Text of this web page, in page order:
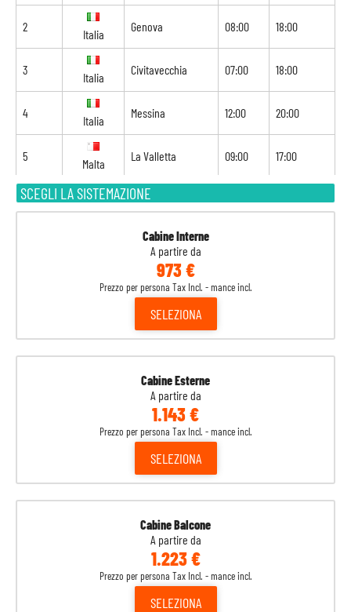
SCEGLI LA SISTEMAZIONE
Cabine Interne
A partire da
973 €
Prezzo per persona Tax Incl. - mance incl.
SELEZIONA
Cabine Esterne
A partire da
1.143 €
Prezzo per persona Tax Incl. - mance incl.
SELEZIONA
Cabine Balcone
A partire da
1.223 €
Prezzo per persona Tax Incl. - mance incl.
SELEZIONA
2
Italia
Genova 08:00 18:00
3
Italia
Civitavecchia 07:00 18:00
4
Italia
Messina 12:00 20:00
5
Malta
La Valletta 09:00 17:00
6 Navigazione
Barcellona
Marsiglia